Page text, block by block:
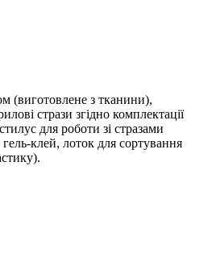
(виготовлене з тканини),
стрази згідно комплектації
для роботи зі стразами
клей, лоток для сортування